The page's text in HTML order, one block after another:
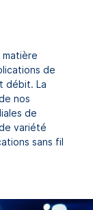
matière
de
débit. La
nos
de
variété
sans fil